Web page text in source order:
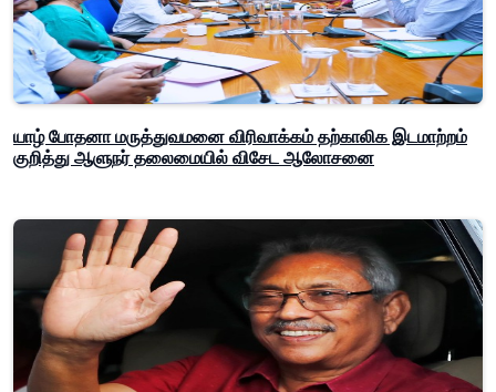
யாழ் போதனா மருத்துவமனை விரிவாக்கம் தற்காலிக இடமாற்றம்
குறித்து ஆளுநர் தலைமையில் விசேட ஆலோசனை